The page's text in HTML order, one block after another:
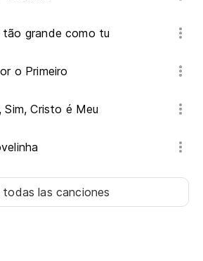
tão grande como tu
o Primeiro
Cristo é Meu
todas las canciones